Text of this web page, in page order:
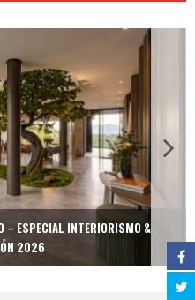
– ESPECIAL INTERIORISMO &
2026